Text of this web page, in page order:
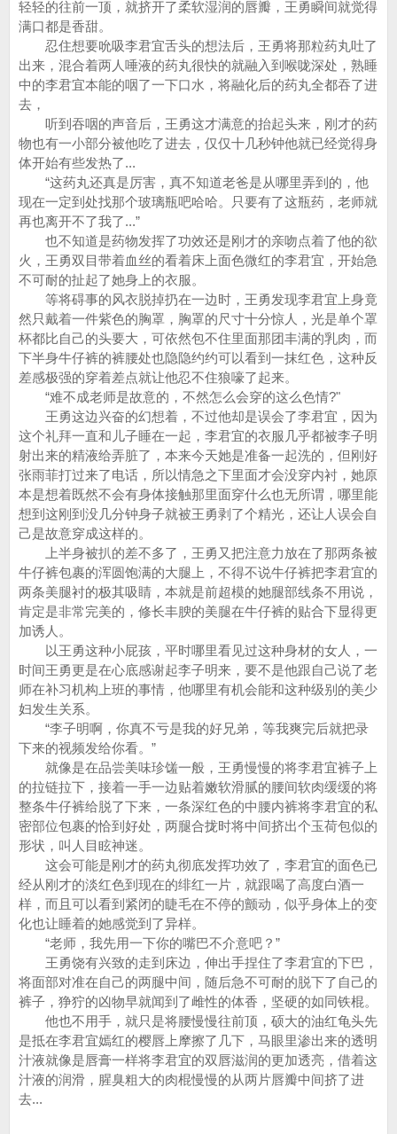
轻轻的往前一顶，就挤开了柔软湿润的唇瓣，王勇瞬间就觉得
满口都是香甜。
忍住想要吮吸李君宜舌头的想法后，王勇将那粒药丸吐了
出来，混合着两人唾液的药丸很快的就融入到喉咙深处，熟睡
中的李君宜本能的咽了一下口水，将融化后的药丸全都吞了进
去，
听到吞咽的声音后，王勇这才满意的抬起头来，刚才的药
物也有一小部分被他吃了进去，仅仅十几秒钟他就已经觉得身
体开始有些发热了...
“这药丸还真是厉害，真不知道老爸是从哪里弄到的，他
现在一定到处找那个玻璃瓶吧哈哈。只要有了这瓶药，老师就
再也离开不了我了...”
也不知道是药物发挥了功效还是刚才的亲吻点着了他的欲
火，王勇双目带着血丝的看着床上面色微红的李君宜，开始急
不可耐的扯起了她身上的衣服。
等将碍事的风衣脱掉扔在一边时，王勇发现李君宜上身竟
然只戴着一件紫色的胸罩，胸罩的尺寸十分惊人，光是单个罩
杯都比自己的头要大，可依然包不住里面那团丰满的乳肉，而
下半身牛仔裤的裤腰处也隐隐约约可以看到一抹红色，这种反
差感极强的穿着差点就让他忍不住狼嚎了起来。
“难不成老师是故意的，不然怎么会穿的这么色情?"
王勇这边兴奋的幻想着，不过他却是误会了李君宜，因为
这个礼拜一直和儿子睡在一起，李君宜的衣服几乎都被李子明
射出来的精液给弄脏了，本来今天她是准备一起洗的，但刚好
张雨菲打过来了电话，所以情急之下里面才会没穿内衬，她原
本是想着既然不会有身体接触那里面穿什么也无所谓，哪里能
想到这刚到没几分钟身子就被王勇剥了个精光，还让人误会自
己是故意穿成这样的。
上半身被扒的差不多了，王勇又把注意力放在了那两条被
牛仔裤包裹的浑圆饱满的大腿上，不得不说牛仔裤把李君宜的
两条美腿衬的极其吸睛，本就是前超模的她腿部线条不用说，
肯定是非常完美的，修长丰腴的美腿在牛仔裤的贴合下显得更
加诱人。
以王勇这种小屁孩，平时哪里看见过这种身材的女人，一
时间王勇更是在心底感谢起李子明来，要不是他跟自己说了老
师在补习机构上班的事情，他哪里有机会能和这种级别的美少
妇发生关系。
“李子明啊，你真不亏是我的好兄弟，等我爽完后就把录
下来的视频发给你看。”
就像是在品尝美味珍馐一般，王勇慢慢的将李君宜裤子上
的拉链拉下，接着一手一边贴着嫩软滑腻的腰间软肉缓缓的将
整条牛仔裤给脱了下来，一条深红色的中腰内裤将李君宜的私
密部位包裹的恰到好处，两腿合拢时将中间挤出个玉荷包似的
形状，叫人目眩神迷。
这会可能是刚才的药丸彻底发挥功效了，李君宜的面色已
经从刚才的淡红色到现在的绯红一片，就跟喝了高度白酒一
样，而且可以看到紧闭的睫毛在不停的颤动，似乎身体上的变
化也让睡着的她感觉到了异样。
“老师，我先用一下你的嘴巴不介意吧？”
王勇饶有兴致的走到床边，伸出手捏住了李君宜的下巴，
将面部对准在自己的两腿中间，随后急不可耐的脱下了自己的
裤子，狰狞的凶物早就闻到了雌性的体香，坚硬的如同铁棍。
他也不用手，就只是将腰慢慢往前顶，硕大的油红龟头先
是抵在李君宜嫣红的樱唇上摩擦了几下，马眼里渗出来的透明
汁液就像是唇膏一样将李君宜的双唇滋润的更加透亮，借着这
汁液的润滑，腥臭粗大的肉棍慢慢的从两片唇瓣中间挤了进
去...